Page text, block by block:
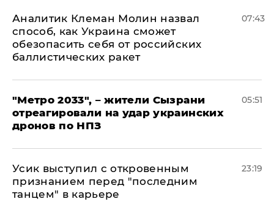
Аналитик Клеман Молин назвал
способ, как Украина сможет
обезопасить себя от российских
баллистических ракет
07:43
"Метро 2033", – жители Сызрани
отреагировали на удар украинских
дронов по НПЗ
05:51
Усик выступил с откровенным
признанием перед "последним
танцем" в карьере
23:19